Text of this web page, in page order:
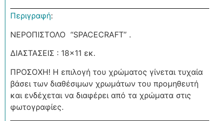
Περιγραφή:
ΝΕΡΟΠΙΣΤΟΛΟ “SPACECRAFT” .
ΔΙΑΣΤΑΣΕΙΣ : 18×11 εκ.
ΠΡΟΣΟΧΗ! Η επιλογή του χρώματος γίνεται τυχαία
βάσει των διαθέσιμων χρωμάτων του προμηθευτή
και ενδέχεται να διαφέρει από τα χρώματα στις
φωτογραφίες.